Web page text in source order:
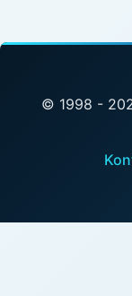
© 1998 -